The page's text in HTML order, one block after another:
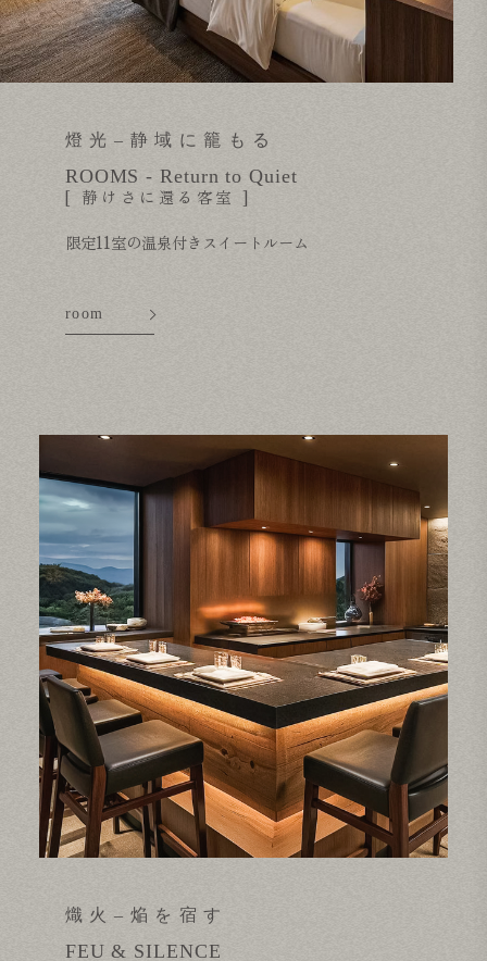
燈光–静域に籠もる
ROOMS - Return to Quiet
[ 静けさに還る客室 ]
限定11室の温泉付きスイートルーム
room
熾火–焔を宿す
FEU & SILENCE